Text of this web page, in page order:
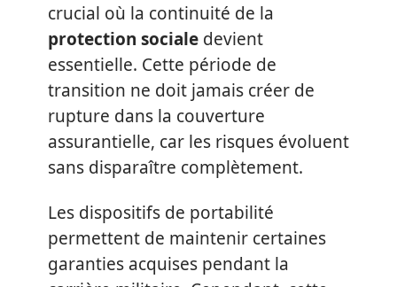
crucial où la continuité de la
protection sociale devient
essentielle. Cette période de
transition ne doit jamais créer de
rupture dans la couverture
assurantielle, car les risques évoluent
sans disparaître complètement.
Les dispositifs de portabilité
permettent de maintenir certaines
garanties acquises pendant la